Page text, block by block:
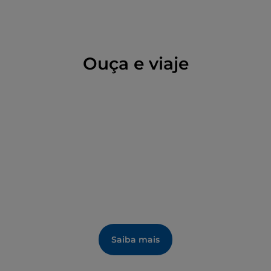
Ouça e viaje
Saiba mais